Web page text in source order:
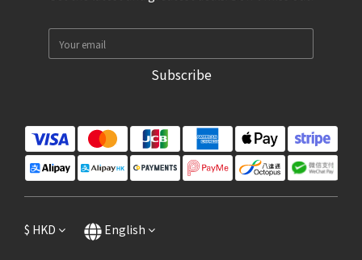
Subscribe
$ HKD English